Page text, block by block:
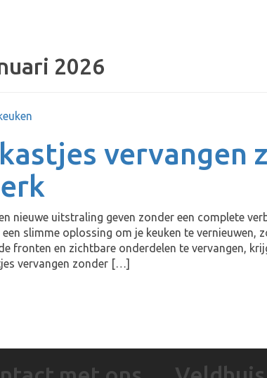
2026
vervangen
nieuwe uitstraling geven zonder een complete
een slimme oplossing om je keuken te
fronten en zichtbare onderdelen te vervangen,
vervangen zonder […]